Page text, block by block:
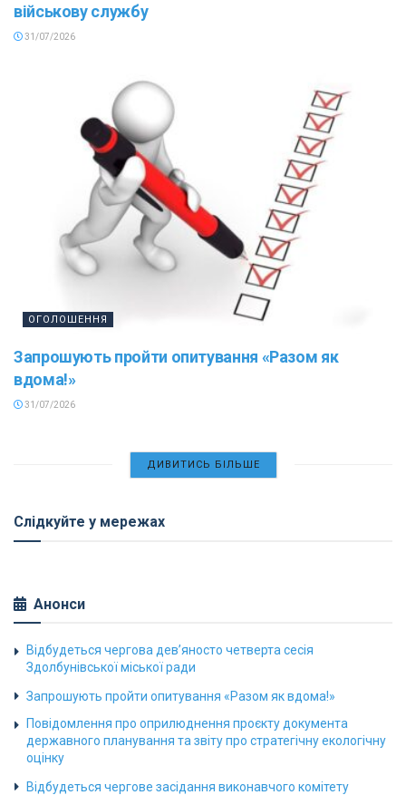
військову службу
31/07/2026
ОГОЛОШЕННЯ
Запрошують пройти опитування «Разом як
вдома!»
31/07/2026
ДИВИТИСЬ БІЛЬШЕ
Слідкуйте у мережах
Анонси
Відбудеться чергова дев’яносто четверта сесія
Здолбунівської міської ради
Запрошують пройти опитування «Разом як вдома!»
Повідомлення про оприлюднення проєкту документа
державного планування та звіту про стратегічну екологічну
оцінку
Відбудеться чергове засідання виконавчого комітету